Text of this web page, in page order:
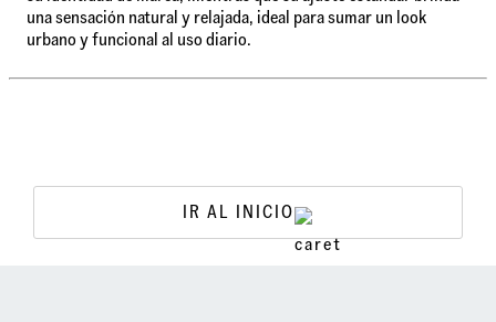
una sensación natural y relajada, ideal para sumar un look
urbano y funcional al uso diario.
IR AL INICIO